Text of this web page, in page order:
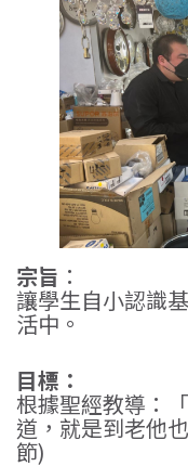
宗旨 ：
讓學生自小認識
活中。
目標：
根據聖經教導：
道，就是到老他
節)